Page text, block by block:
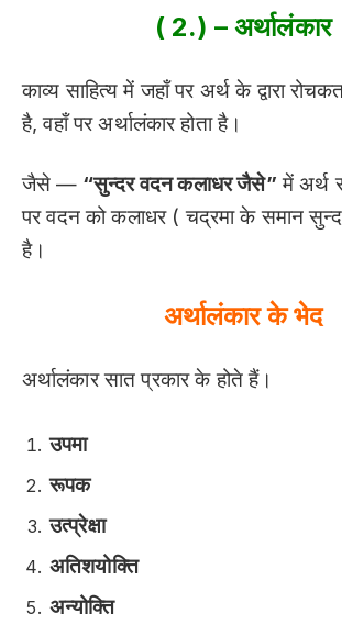
( 2.) – अर्थालंकार
काव्य साहित्य में जहाँ पर अर्थ के द्वारा
है, वहाँ पर अर्थालंकार होता है।
जैसे — “सुन्दर वदन कलाधर जैसे” में अर्थ
पर वदन को कलाधर ( चद्रमा के समान
है।
अर्थालंकार के भेद
अर्थालंकार सात प्रकार के होते हैं।
उपमा
रूपक
उत्प्रेक्षा
अतिशयोक्ति
अन्योक्ति